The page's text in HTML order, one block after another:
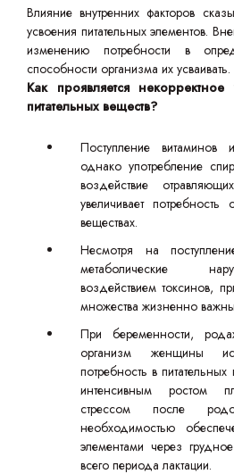
Влияние внутренних факторов
усвоения питательных элементов.
изменению потребности в
способности организма их усваивать.
Как проявляется
питательных веществ?
Поступление
однако употребление
воздействие
увеличивает потребность
веществах.
Несмотря на
метаболические
воздействием токсинов,
множества жизненно
При беременности,
организм женщины
потребность в
интенсивным ростом
стрессом после
необходимостью
элементами через
всего периода лактации.